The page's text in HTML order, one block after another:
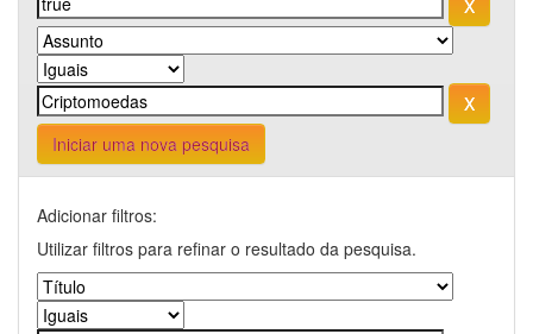
Iniciar uma nova pesquisa
Adicionar filtros:
Utilizar filtros para refinar o resultado da pesquisa.